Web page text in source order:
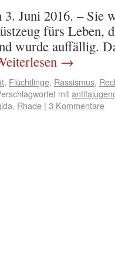
Juni 2016. – Sie
fürs Leben,
wurde auffällig.
→
, Flüchtlinge, Rassismus,
mit
, Rhade | 3 Kommentare